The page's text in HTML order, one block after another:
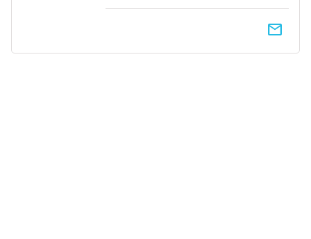
email